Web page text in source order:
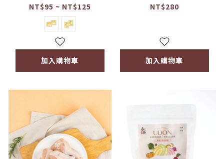
300ml
NT$95 ~ NT$125
加入購物車
寶肉包
NT$280
加入購物車